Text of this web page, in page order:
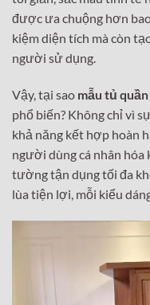
được ưa chuộng hơn
kiệm diện tích mà còn
người sử dụng.
Vậy, tại sao mẫu tủ
phổ biến? Không chỉ vì
khả năng kết hợp hoàn
người dùng cá nhân hóa
tường tận dụng tối đa
lùa tiện lợi, mỗi kiểu